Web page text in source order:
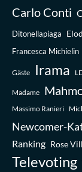
Carlo Conti
Ditonellapiaga
Francesca Michielin
Gäste Irama
Madame
Massimo Ranieri
Newcomer-
Ranking Rose
Televoting